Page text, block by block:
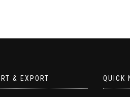
& EXPORT QUICK